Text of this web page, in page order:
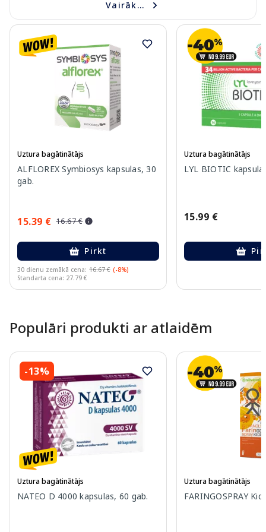
Vairāk...
Uztura bagātinātājs
ALFLOREX Symbiosys kapsulas, 30
gab.
15.39 € 16.67 €
Pirkt
30 dienu zemākā cena: 16.67 € (-8%)
Standarta cena: 27.79 €
Uztura bagātinātājs
LYL BIOTIC
15.99 €
Populāri produkti ar atlaidēm
-13%
Uztura bagātinātājs
NATEO D 4000 kapsulas, 60 gab.
Uztura bagātinātājs
FARINGOSPRAY